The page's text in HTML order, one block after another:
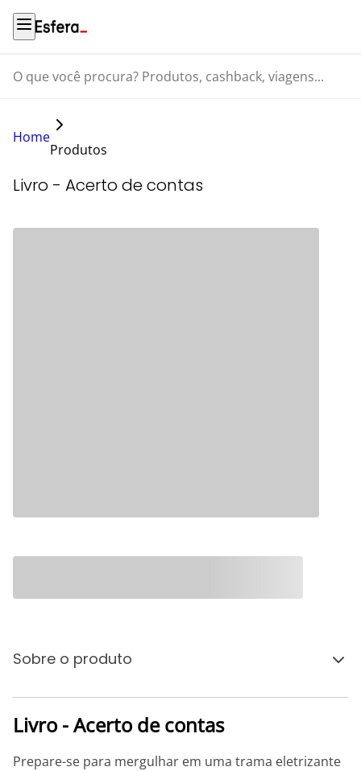
O que você procura? Produtos, cashback, viagens...
Home
Produtos
Livro - Acerto de contas
Sobre o produto
Livro - Acerto de contas
Prepare-se para mergulhar em uma trama eletrizante